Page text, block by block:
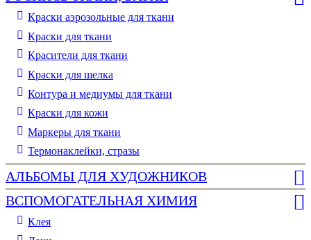
Краски аэрозольные для ткани
Краски для ткани
Красители для ткани
Краски для шелка
Контура и медиумы для ткани
Краски для кожи
Маркеры для ткани
Термонаклейки, стразы
АЛЬБОМЫ ДЛЯ ХУДОЖНИКОВ
ВСПОМОГАТЕЛЬНАЯ ХИМИЯ
Клея